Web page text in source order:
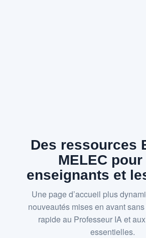
Des ressources
MELEC
enseignants et
Une page d’accueil plus
nouveautés mises en avant
rapide au Professeur IA et
essentielles.